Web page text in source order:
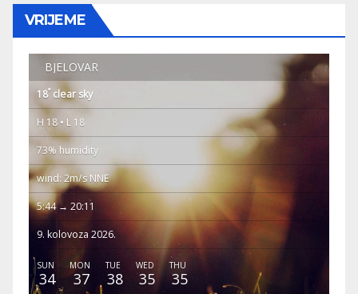
VRIJEME
BJELOVAR
18° clear sky
H 18 • L 18
73% humidity
wind: 2m/s NNE
5:44 → 20:11
9. kolovoza 2026.
SUN
34
MON
37
TUE
38
WED
35
THU
35